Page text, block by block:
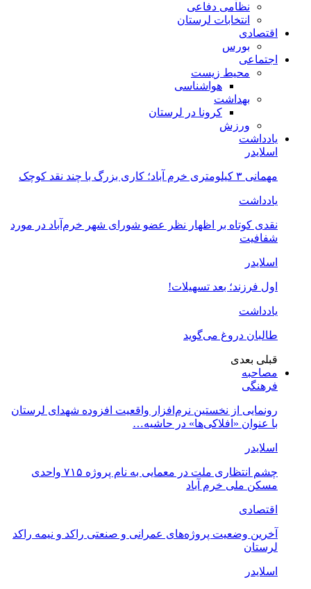
نظامی دفاعی
انتخابات لرستان
اقتصادی
بورس
اجتماعی
محیط زیست
هواشناسی
بهداشت
کرونا در لرستان
ورزش
یادداشت
اسلایدر
مهمانی ۳ کیلومتری خرم آباد؛ کاری بزرگ با چند نقد کوچک
یادداشت
نقدی کوتاه بر اظهار نظر عضو شورای شهر خرم‌آباد در مورد
شفافیت
اسلایدر
اول فرزند؛ بعد تسهیلات!
یادداشت
طالبان دروغ می‌گوید
قبلی بعدی
مصاحبه
فرهنگی
رونمایی از نخستین نرم‌افزار واقعیت افزوده شهدای لرستان
با عنوان «افلاکی‌ها» در حاشیه…
اسلایدر
چشم انتظاری ملت در معمایی به نام پروژه ۷۱۵ واحدی
مسکن ملی خرم آباد
اقتصادی
آخرین وضعیت پروژه‌های عمرانی و صنعتی راکد و نیمه راکد
لرستان
اسلایدر